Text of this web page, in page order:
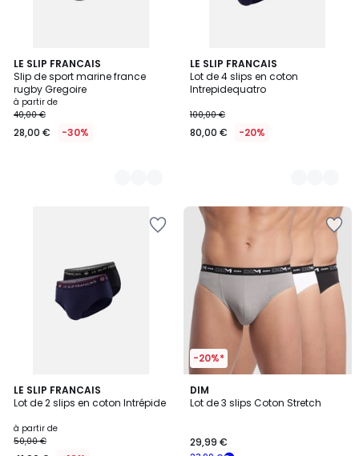
LE SLIP FRANCAIS
Slip de sport marine france
rugby Gregoire
à partir de
40,00 €
28,00 € -30%
2
Couleurs
LE SLIP FRANCAIS
Lot de 4 slips en coton
Intrepidequatro
100,00 €
80,00 € -20%
2
Couleurs
LE SLIP FRANCAIS
Lot de 2 slips en coton Intrépide
à partir de
50,00 €
5
Couleurs
-20%*
DIM
Lot de 3 slips Coton Stretch
29,99 €
4,8
/ 5
6
Couleurs